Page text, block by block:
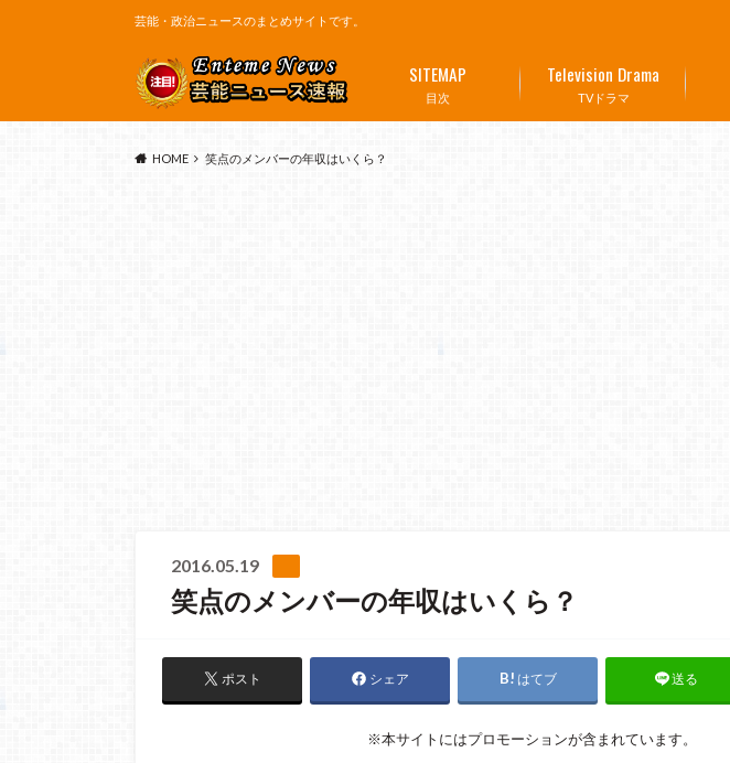
芸能・政治ニュースのまとめサイトです。
目次
SITEMAP
TVドラマ
Television Drama
HOME 笑点のメンバーの年収はいくら？
2016.05.19
笑点のメンバーの年収はいくら？
ポスト シェア はてブ 送る
※本サイトにはプロモーションが含まれています。